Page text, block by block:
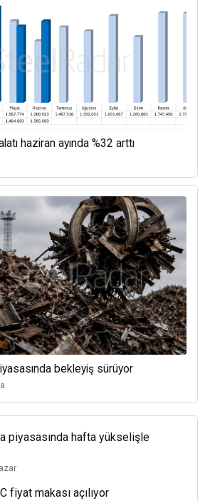
haziran ayında %32 arttı
bekleyiş sürüyor
piyasasında hafta yükselişle
fiyat makası açılıyor